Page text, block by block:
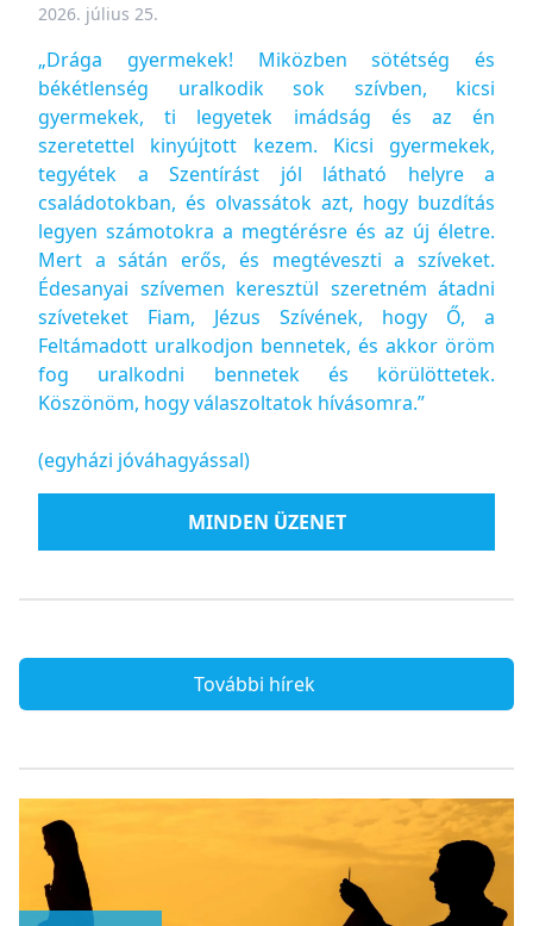
2026. július 25.
„Drága gyermekek! Miközben sötétség és
békétlenség uralkodik sok szívben, kicsi
gyermekek, ti legyetek imádság és az én
szeretettel kinyújtott kezem. Kicsi gyermekek,
tegyétek a Szentírást jól látható helyre a
családotokban, és olvassátok azt, hogy buzdítás
legyen számotokra a megtérésre és az új életre.
Mert a sátán erős, és megtéveszti a szíveket.
Édesanyai szívemen keresztül szeretném átadni
szíveteket Fiam, Jézus Szívének, hogy Ő, a
Feltámadott uralkodjon bennetek, és akkor öröm
fog uralkodni bennetek és körülöttetek.
Köszönöm, hogy válaszoltatok hívásomra.”
(egyházi jóváhagyással)
MINDEN ÜZENET
További hírek